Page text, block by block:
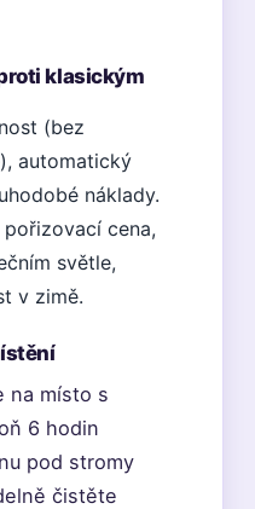
klasickým
(bez
automatický
náklady.
cena,
světle,
v zimě.
na místo s
6 hodin
pod stromy
čistěte